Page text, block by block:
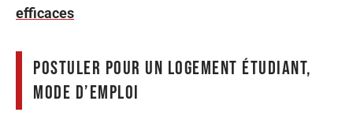
efficaces
Postuler pour un logement étudiant,
mode d’emploi